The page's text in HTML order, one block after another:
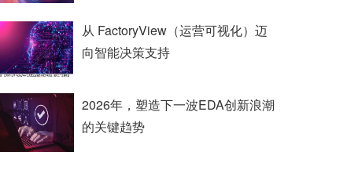
从 FactoryView（运营可视化）迈
向智能决策支持
2026年，塑造下一波EDA创新浪潮
的关键趋势